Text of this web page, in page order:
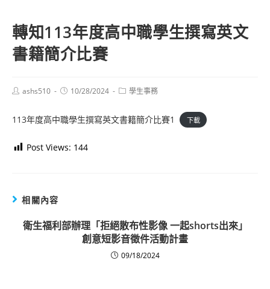
轉知113年度高中職學生撰寫英文
書籍簡介比賽
Postashs510
Post10/28/2024
Post學生事務
113年度高中職學生撰寫英文書籍簡介比賽1 下載
Post Views: 144
相關內容
衛生福利部辦理「拒絕散布性影像 一起shorts出來」
創意短影音徵件活動計畫
09/18/2024